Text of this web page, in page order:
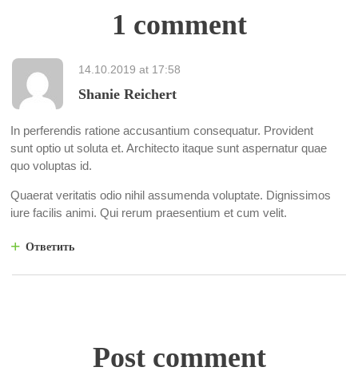
1 comment
14.10.2019 at 17:58
Shanie Reichert
In perferendis ratione accusantium consequatur. Provident
sunt optio ut soluta et. Architecto itaque sunt aspernatur quae
quo voluptas id.
Quaerat veritatis odio nihil assumenda voluptate. Dignissimos
iure facilis animi. Qui rerum praesentium et cum velit.
Ответить
Post comment